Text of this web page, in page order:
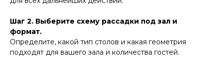
Шаг 2. Выберите схему рассадки под зал и
формат.
Определите, какой тип столов и какая геометрия
подходят для вашего зала и количества гостей.